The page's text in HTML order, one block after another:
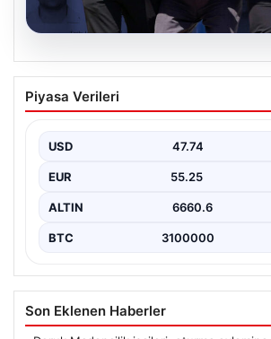
07.08.2026
FETÖ’nün Suikast Timindeki
Karatepe’den İlgili Gelişmeler
15 Temmuz darbe girişimi sırasında
planında yer…
Piyasa Verileri
USD 47.74
EUR 55.25
ALTIN 6660.6
BTC 3100000
Son Eklenen Haberler